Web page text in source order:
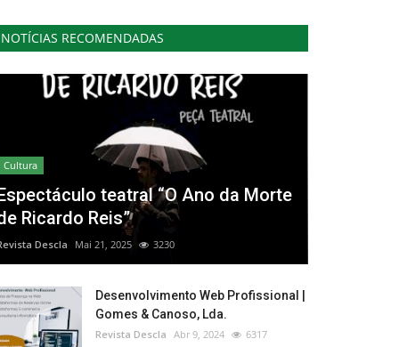
NOTÍCIAS RECOMENDADAS
Cultura
teatral “O Ano da Morte
Ricardo Reis”
Descla Mai 21, 2025 3230
Desenvolvimento Web Profissional |
Gomes & Canoso, Lda.
Revista Descla Abr 9, 2024 6317